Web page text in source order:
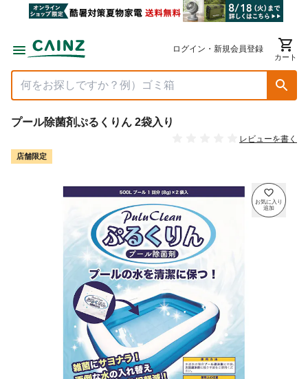
ログイン・新規会員登録
カート
プール除菌剤ぷるくりん 2袋入り
レビューを書く
店舗限定